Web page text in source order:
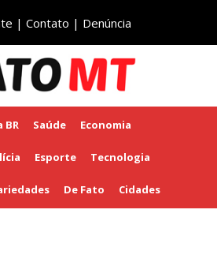
| Contato | Denúncia
BR Saúde Economia
Esporte Tecnologia
De Fato Cidades